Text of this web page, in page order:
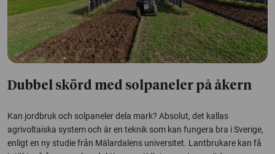
Dubbel skörd med solpaneler på åkern
Kan jordbruk och solpaneler dela mark? Absolut, det kallas
agrivoltaiska system och är en teknik som kan fungera bra i Sverige,
enligt en ny studie från Mälardalens universitet. Lantbrukare kan få